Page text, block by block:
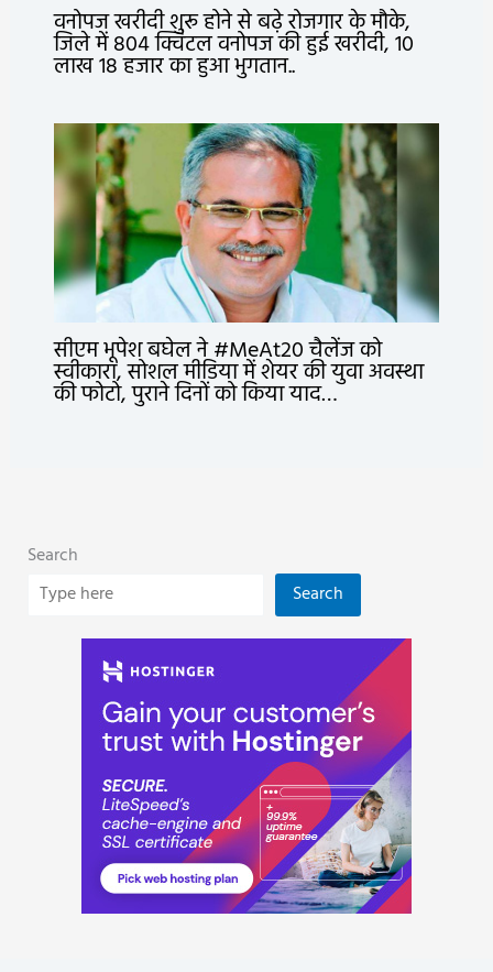
वनोपज खरीदी शुरू होने से बढ़े रोजगार के मौके,
जिले में 804 क्विंटल वनोपज की हुई खरीदी, 10
लाख 18 हजार का हुआ भुगतान..
सीएम भूपेश बघेल ने #MeAt20 चैलेंज को
स्वीकारा, सोशल मीडिया में शेयर की युवा अवस्था
की फोटो, पुराने दिनों को किया याद…
Search
Search